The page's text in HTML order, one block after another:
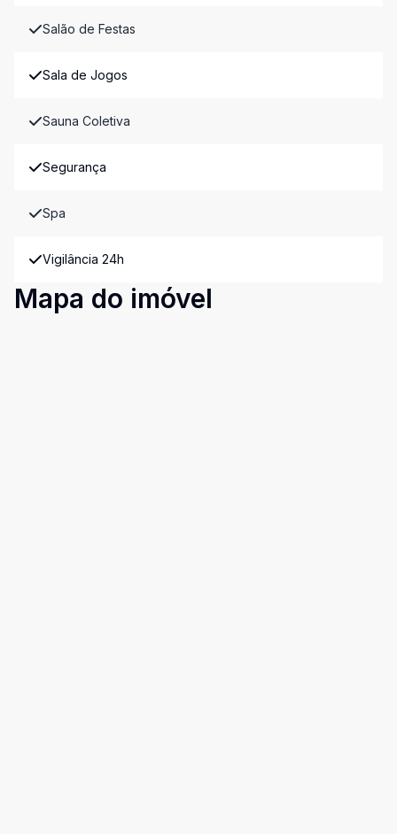
Salão de Festas
Sala de Jogos
Sauna Coletiva
Segurança
Spa
Vigilância 24h
Mapa do imóvel